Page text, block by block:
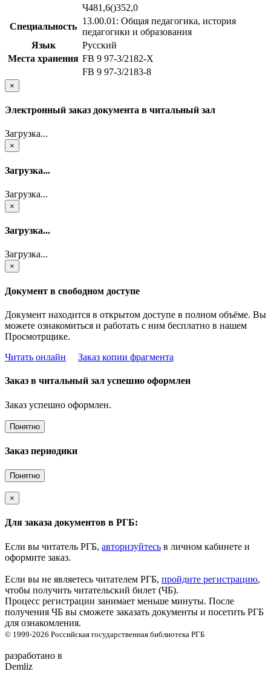
Ч481,6()352,0
Специальность
13.00.01: Общая педагогика, история
педагогики и образования
Язык
Русский
Места хранения FB 9 97-3/2182-X
FB 9 97-3/2183-8
×
Электронный заказ документа в читальный зал
Загрузка...
×
Загрузка...
Загрузка...
×
Загрузка...
Загрузка...
×
Документ в свободном доступе
Документ находится в открытом доступе в полном объёме. Вы
можете ознакомиться и работать с ним бесплатно в нашем
Просмотрщике.
Читать онлайн
Заказ копии фрагмента
Заказ в читальный зал успешно оформлен
Заказ успешно оформлен.
Понятно
Заказ периодики
Понятно
×
Для заказа документов в РГБ:
Если вы читатель РГБ, авторизуйтесь в личном кабинете и
оформите заказ.
Если вы не являетесь читателем РГБ, пройдите регистрацию,
чтобы получить читательский билет (ЧБ).
Процесс регистрации занимает меньше минуты. После
получения ЧБ вы сможете заказать документы и посетить РГБ
для ознакомления.
© 1999-2026 Российская государственная библиотека РГБ
разработано в
Demliz